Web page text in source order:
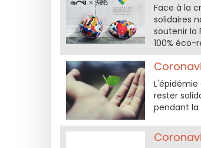
Face à la
solidaires
soutenir la
100% éco-
rester
pendant la